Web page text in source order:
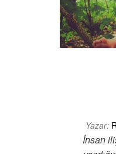
Yazar:
İnsan